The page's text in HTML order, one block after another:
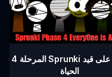
المرحلة 4 Sprunki كلهم على قيد
الحياة